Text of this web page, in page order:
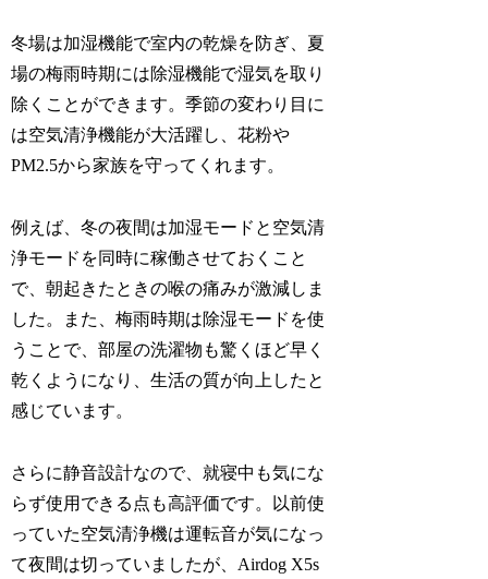
冬場は加湿機能で室内の乾燥を防ぎ、夏
場の梅雨時期には除湿機能で湿気を取り
除くことができます。季節の変わり目に
は空気清浄機能が大活躍し、花粉や
PM2.5から家族を守ってくれます。
例えば、冬の夜間は加湿モードと空気清
浄モードを同時に稼働させておくこと
で、朝起きたときの喉の痛みが激減しま
した。また、梅雨時期は除湿モードを使
うことで、部屋の洗濯物も驚くほど早く
乾くようになり、生活の質が向上したと
感じています。
さらに静音設計なので、就寝中も気にな
らず使用できる点も高評価です。以前使
っていた空気清浄機は運転音が気になっ
て夜間は切っていましたが、Airdog X5s